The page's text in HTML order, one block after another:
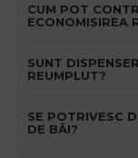
CUM POT
ECONOMISIREA
SUNT
REUMPLUT?
SE POTRIVESC
DE BĂI?